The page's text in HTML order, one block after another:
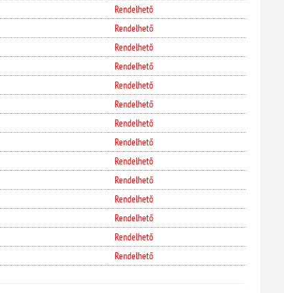
Rendelhető
Rendelhető
Rendelhető
Rendelhető
Rendelhető
Rendelhető
Rendelhető
Rendelhető
Rendelhető
Rendelhető
Rendelhető
Rendelhető
Rendelhető
Rendelhető